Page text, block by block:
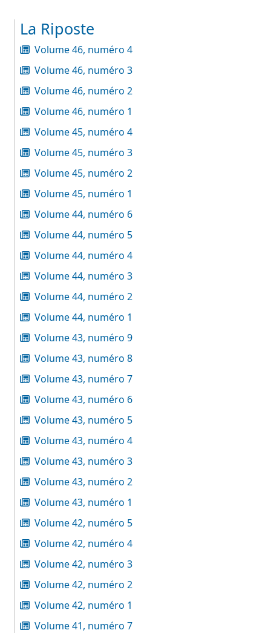
La Riposte
Volume 46, numéro 4
Volume 46, numéro 3
Volume 46, numéro 2
Volume 46, numéro 1
Volume 45, numéro 4
Volume 45, numéro 3
Volume 45, numéro 2
Volume 45, numéro 1
Volume 44, numéro 6
Volume 44, numéro 5
Volume 44, numéro 4
Volume 44, numéro 3
Volume 44, numéro 2
Volume 44, numéro 1
Volume 43, numéro 9
Volume 43, numéro 8
Volume 43, numéro 7
Volume 43, numéro 6
Volume 43, numéro 5
Volume 43, numéro 4
Volume 43, numéro 3
Volume 43, numéro 2
Volume 43, numéro 1
Volume 42, numéro 5
Volume 42, numéro 4
Volume 42, numéro 3
Volume 42, numéro 2
Volume 42, numéro 1
Volume 41, numéro 7